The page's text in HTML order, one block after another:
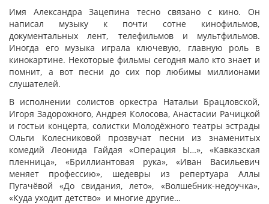
Имя Александра Зацепина тесно связано с кино. Он
написал музыку к почти сотне кинофильмов,
документальных лент, телефильмов и мультфильмов.
Иногда его музыка играла ключевую, главную роль в
кинокартине. Некоторые фильмы сегодня мало кто знает и
помнит, а вот песни до сих пор любимы миллионами
слушателей.
В исполнении солистов оркестра Натальи Брацловской,
Игоря Задорожного, Андрея Колосова, Анастасии Рачицкой
и гостьи концерта, солистки Молодёжного театры эстрады
Ольги Колесниковой прозвучат песни из знаменитых
комедий Леонида Гайдая «Операция Ы…», «Кавказская
пленница», «Бриллиантовая рука», «Иван Васильевич
меняет профессию», шедевры из репертуара Аллы
Пугачёвой «До свидания, лето», «Волшебник-недоучка»,
«Куда уходит детство» и многие другие…